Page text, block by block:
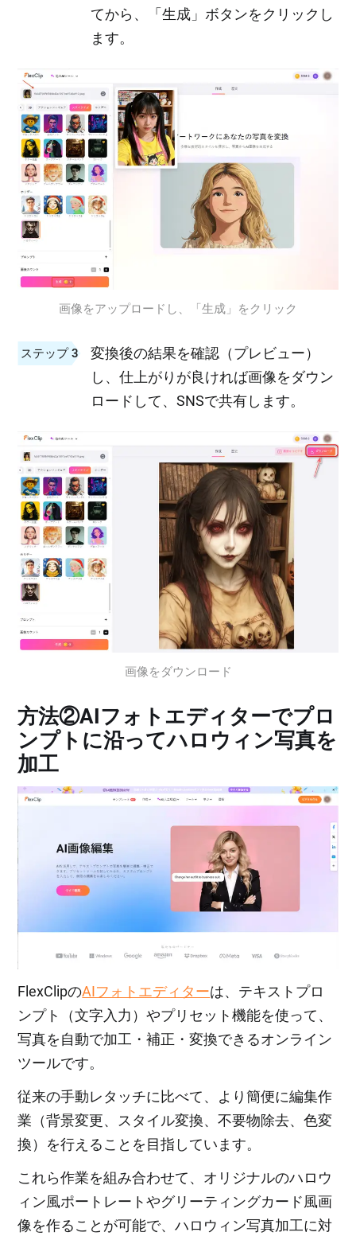
てから、「生成」ボタンをクリックし
ます。
画像をアップロードし、「生成」をクリック
ステップ 3
変換後の結果を確認（プレビュー）
し、仕上がりが良ければ画像をダウン
ロードして、SNSで共有します。
画像をダウンロード
方法②AIフォトエディターでプロ
ンプトに沿ってハロウィン写真を
加工
FlexClipのAIフォトエディターは、テキストプロ
ンプト（文字入力）やプリセット機能を使って、
写真を自動で加工・補正・変換できるオンライン
ツールです。
従来の手動レタッチに比べて、より簡便に編集作
業（背景変更、スタイル変換、不要物除去、色変
換）を行えることを目指しています。
これら作業を組み合わせて、オリジナルのハロウ
ィン風ポートレートやグリーティングカード風画
像を作ることが可能で、ハロウィン写真加工に対